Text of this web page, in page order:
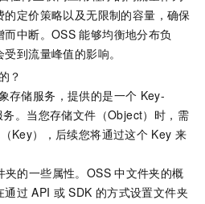
定价策略以及无限制的容量，确保
而中断。OSS 能够均衡地分布负
到流量峰值的影响。
？
存储服务，提供的是一个 Key-
。当您存储文件（Object）时，需
Key），后续您将通过这个 Key 来
夹的一些属性。OSS 中文件夹的概
通过 API 或 SDK 的方式设置文件夹